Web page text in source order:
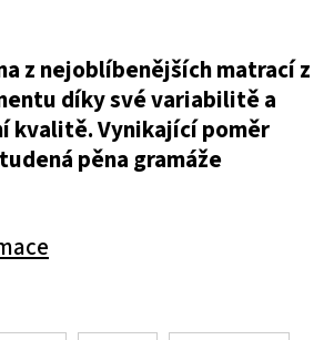
z nejoblíbenějších matrací z
díky své variabilitě a
kvalitě. Vynikající poměr
pěna gramáže